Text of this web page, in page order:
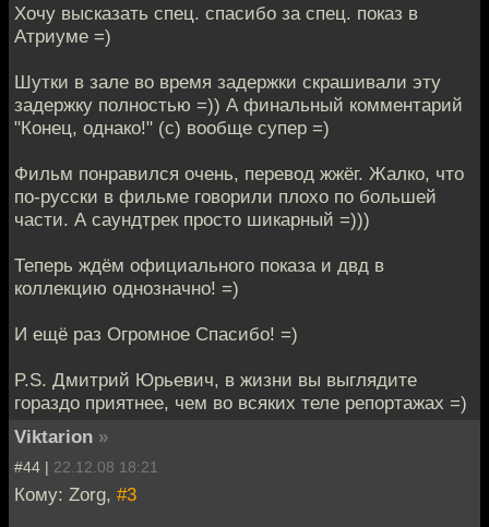
Хочу высказать спец. спасибо за спец. показ в
Атриуме =)
Шутки в зале во время задержки скрашивали эту
задержку полностью =)) А финальный комментарий
"Конец, однако!" (с) вообще супер =)
Фильм понравился очень, перевод жжёг. Жалко, что
по-русски в фильме говорили плохо по большей
части. А саундтрек просто шикарный =)))
Теперь ждём официального показа и двд в
коллекцию однозначно! =)
И ещё раз Огромное Спасибо! =)
P.S. Дмитрий Юрьевич, в жизни вы выглядите
гораздо приятнее, чем во всяких теле репортажах =)
Viktarion »
#44 | 22.12.08 18:21
Кому: Zorg, #3